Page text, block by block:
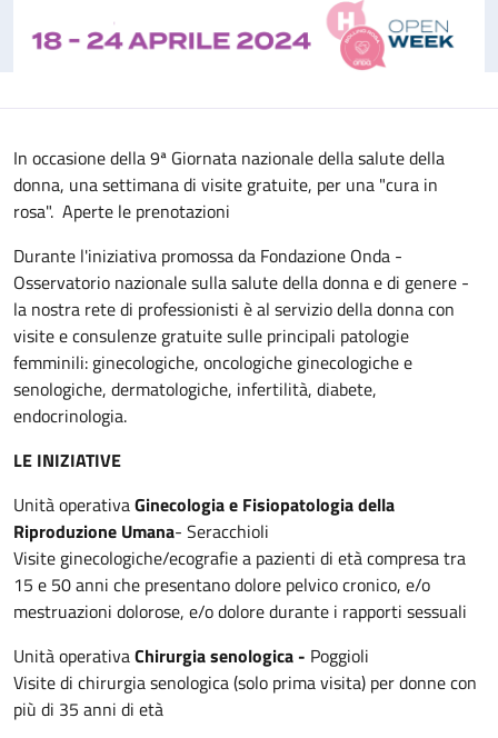
In occasione della 9ª Giornata nazionale della salute della
donna, una settimana di visite gratuite, per una "cura in
rosa". Aperte le prenotazioni
Durante l'iniziativa promossa da Fondazione Onda -
Osservatorio nazionale sulla salute della donna e di genere -
la nostra rete di professionisti è al servizio della donna con
visite e consulenze gratuite sulle principali patologie
femminili: ginecologiche, oncologiche ginecologiche e
senologiche, dermatologiche, infertilità, diabete,
endocrinologia.
LE INIZIATIVE
Unità operativaGinecologia e Fisiopatologia della
Riproduzione Umana- Seracchioli
Visite ginecologiche/ecografie a pazienti di età compresa tra
15 e 50 anni che presentano dolore pelvico cronico, e/o
mestruazioni dolorose, e/o dolore durante i rapporti sessuali
Unità operativaChirurgia senologica - Poggioli
Visite di chirurgia senologica (solo prima visita) per donne con
più di 35 anni di età